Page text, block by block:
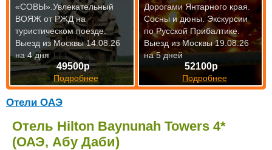
Отели ОАЭ
Отель Hilton Baynunah Towers 4*
(ОАЭ, Абу Даби)
49500р
Подробнее
«СОВЫ».Увлекательный
ВОЯЖ от РЖД на
туристическом поезде.
Выезд из Москвы 14.08.26
на 4 дня
52100р
Подробнее
Дорогами Янтарного края.
Сосны и дюны. Экскурсии
по Русской Прибалтике.
Выезд из Москвы 19.08.26
на 5 дней